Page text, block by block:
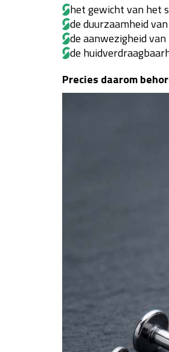
het gewicht van het
de duurzaamheid
de aanwezigheid
de
Precies daarom